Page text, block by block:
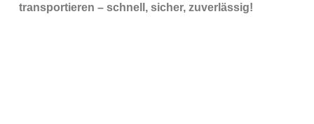
transportieren – schnell, sicher, zuverlässig!